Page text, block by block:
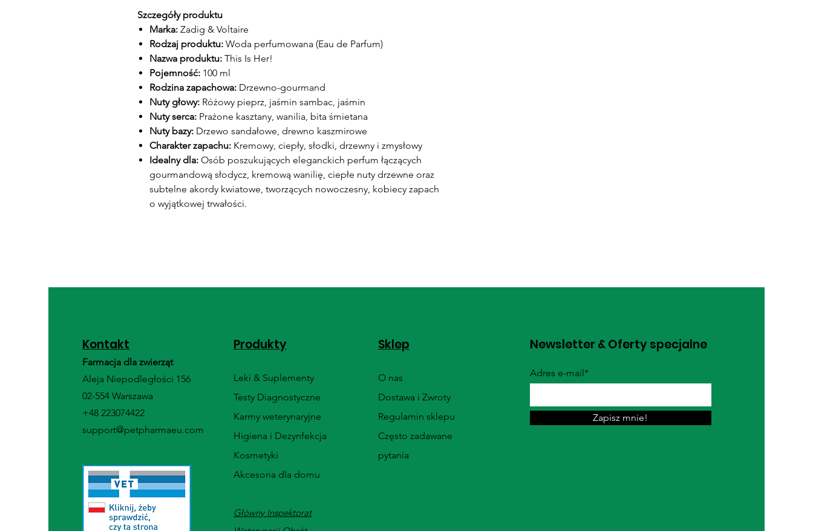
Szczegóły produktu
Marka: Zadig & Voltaire
Rodzaj produktu: Woda perfumowana (Eau de Parfum)
Nazwa produktu: This Is Her!
Pojemność: 100 ml
Rodzina zapachowa: Drzewno-gourmand
Nuty głowy: Różowy pieprz, jaśmin sambac, jaśmin
Nuty serca: Prażone kasztany, wanilia, bita śmietana
Nuty bazy: Drzewo sandałowe, drewno kaszmirowe
Charakter zapachu: Kremowy, ciepły, słodki, drzewny i zmysłowy
Idealny dla: Osób poszukujących eleganckich perfum łączących
gourmandową słodycz, kremową wanilię, ciepłe nuty drzewne oraz
subtelne akordy kwiatowe, tworzących nowoczesny, kobiecy zapach
o wyjątkowej trwałości.
Kontakt
Farmacja dla zwierząt
Aleja Niepodległości 156
02-554 Warszawa
+48 223074422
support@petpharmaeu.com
Produkty
Leki & Suplementy
Testy Diagnostyczne
Karmy weterynaryjne
Higiena i Dezynfekcja
Kosmetyki
Akcesoria dla domu
Główny Inspektorat
Sklep
O nas
Dostawa i Zwroty
Regulamin sklepu
Często zadawane
pytania
Newsletter & Oferty specjalne
Adres e-mail*
Zapisz mnie!